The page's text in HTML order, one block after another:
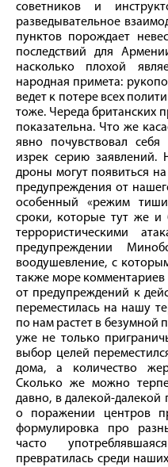
советников и
разведывательное
пунктов порождает
последствий для
насколько плохой
народная примета:
ведет к потере всех
тоже. Череда британских
показательна. Что же
явно почувствовал
изрек серию заявлений.
дроны могут появиться
предупреждения от
особенный «режим
сроки, которые тут же
террористическими
предупреждении
воодушевление, с
также море комментариев
от предупреждений к
переместилась на нашу
по нам растет в безумной
уже не только
выбор целей
дома, а количество
Сколько же можно
давно, в далекой-далекой
о поражении центров
формулировка про
часто
превратилась среди